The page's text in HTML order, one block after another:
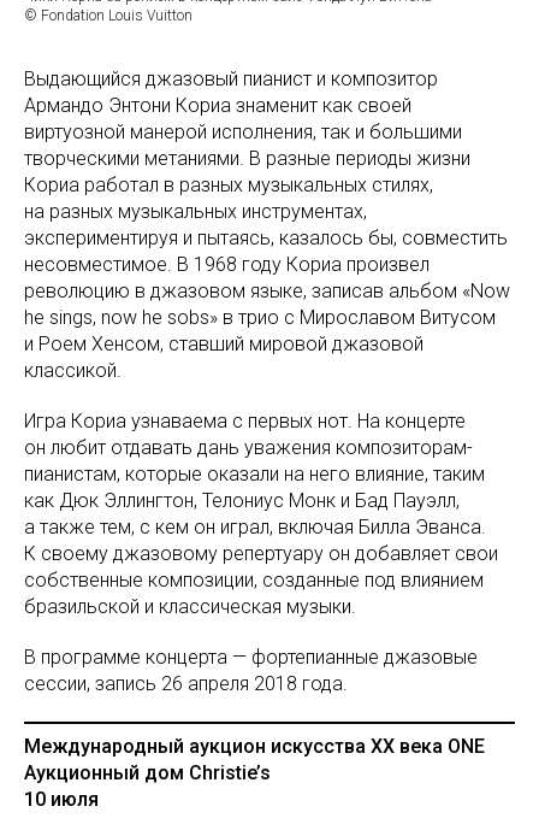
© Fondation Louis Vuitton
Выдающийся джазовый пианист и композитор
Армандо Энтони Кориа знаменит как своей
виртуозной манерой исполнения, так и большими
творческими метаниями. В разные периоды жизни
Кориа работал в разных музыкальных стилях,
на разных музыкальных инструментах,
экспериментируя и пытаясь, казалось бы, совместить
несовместимое. В 1968 году Кориа произвел
революцию в джазовом языке, записав альбом «Now
he sings, now he sobs» в трио с Мирославом Витусом
и Роем Хенсом, ставший мировой джазовой
классикой.
Игра Кориа узнаваема с первых нот. На концерте
он любит отдавать дань уважения композиторам-
пианистам, которые оказали на него влияние, таким
как Дюк Эллингтон, Телониус Монк и Бад Пауэлл,
а также тем, с кем он играл, включая Билла Эванса.
К своему джазовому репертуару он добавляет свои
собственные композиции, созданные под влиянием
бразильской и классическая музыки.
В программе концерта — фортепианные джазовые
сессии, запись 26 апреля 2018 года.
Международный аукцион искусства ХХ века ONE
Аукционный дом Christie’s
10 июля